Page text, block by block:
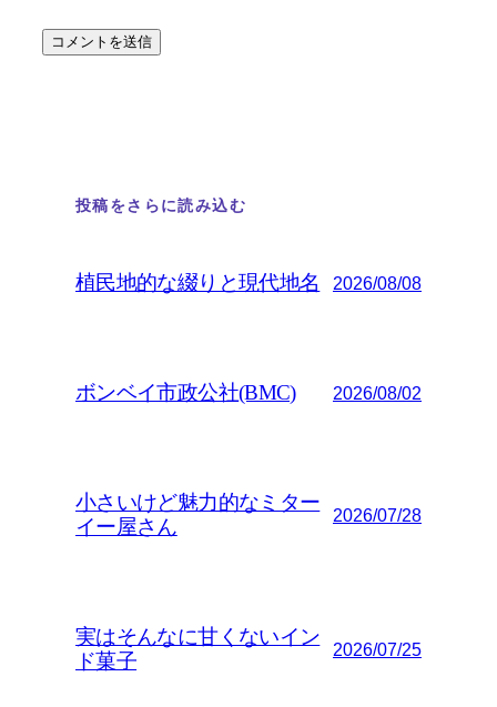
投稿をさらに読み込む
植民地的な綴りと現代地名 2026/08/08
ボンベイ市政公社(BMC) 2026/08/02
小さいけど魅力的なミター
イー屋さん
2026/07/28
実はそんなに甘くないイン
ド菓子
2026/07/25